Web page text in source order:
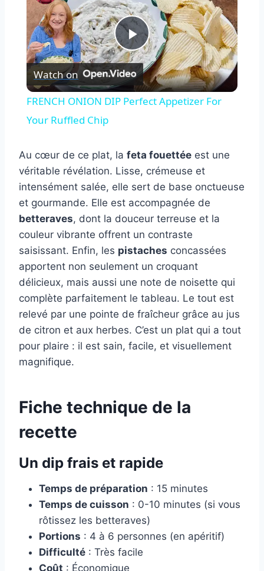
Play
Video
Watch on
FRENCH ONION DIP Perfect Appetizer For
Your Ruffled Chip
Au cœur de ce plat, la feta fouettée est une
véritable révélation. Lisse, crémeuse et
intensément salée, elle sert de base onctueuse
et gourmande. Elle est accompagnée de
betteraves, dont la douceur terreuse et la
couleur vibrante offrent un contraste
saisissant. Enfin, les pistaches concassées
apportent non seulement un croquant
délicieux, mais aussi une note de noisette qui
complète parfaitement le tableau. Le tout est
relevé par une pointe de fraîcheur grâce au jus
de citron et aux herbes. C’est un plat qui a tout
pour plaire : il est sain, facile, et visuellement
magnifique.
Fiche technique de la
recette
Un dip frais et rapide
Temps de préparation : 15 minutes
Temps de cuisson : 0-10 minutes (si vous
rôtissez les betteraves)
Portions : 4 à 6 personnes (en apéritif)
Difficulté : Très facile
Coût : Économique